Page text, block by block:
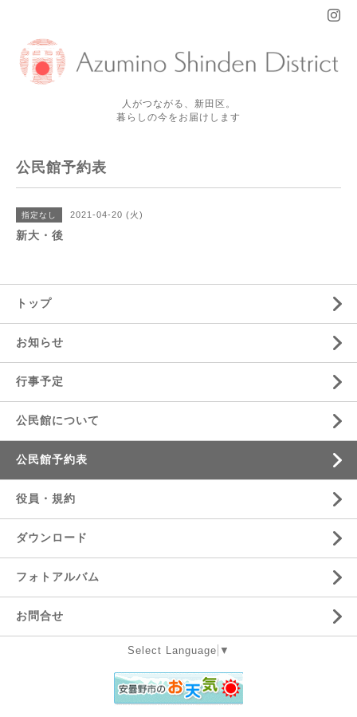
人がつながる、新田区。
暮らしの今をお届けします
公民館予約表
指定なし 2021-04-20 (火)
新大・後
トップ
お知らせ
行事予定
公民館について
公民館予約表
役員・規約
ダウンロード
フォトアルバム
お問合せ
Select Language ▼